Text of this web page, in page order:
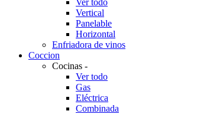
Ver todo
Vertical
Panelable
Horizontal
Enfriadora de vinos
Coccion
Cocinas -
Ver todo
Gas
Eléctrica
Combinada